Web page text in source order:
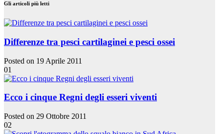
Gli articoli più letti
Differenze tra pesci cartilaginei e pesci ossei
Posted on 19 Aprile 2011
01
Ecco i cinque Regni degli esseri viventi
Posted on 29 Ottobre 2011
02